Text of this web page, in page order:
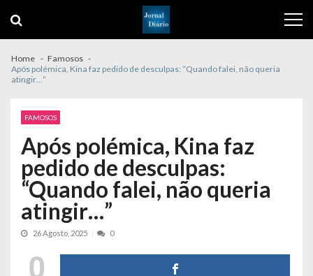
navigation
content
Home
Famosos
Após polémica, Kina faz pedido de desculpas: “Quando falei, não queria
atingir…”
FAMOSOS
Após polémica, Kina faz
pedido de desculpas:
“Quando falei, não queria
atingir…”
26 Agosto, 2025 0
0